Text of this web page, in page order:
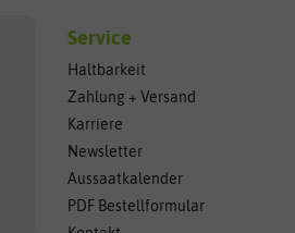
Service
Haltbarkeit
Zahlung + Versand
Karriere
Newsletter
Aussaatkalender
PDF Bestellformular